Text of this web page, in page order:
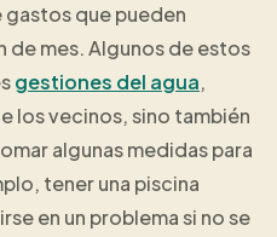
gastos que pueden
de mes. Algunos de estos
gestiones del agua,
los vecinos, sino también
algunas medidas para
tener una piscina
en un problema si no se